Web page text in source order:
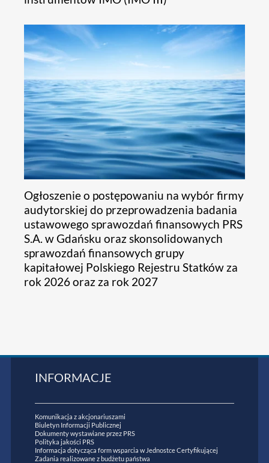
Ogłoszenie o postępowaniu na wybór firmy
audytorskiej do przeprowadzenia badania
ustawowego sprawozdań finansowych PRS
S.A. w Gdańsku oraz skonsolidowanych
sprawozdań finansowych grupy
kapitałowej Polskiego Rejestru Statków za
rok 2026 oraz za rok 2027
INFORMACJE
Komunikacja z akcjonariuszami
Biuletyn Informacji Publicznej
Dokumenty wystawiane przez PRS
Polityka jakości PRS
Informacja dotycząca form wsparcia w Jednostce Certyfikującej
Zadania realizowane z budżetu państwa